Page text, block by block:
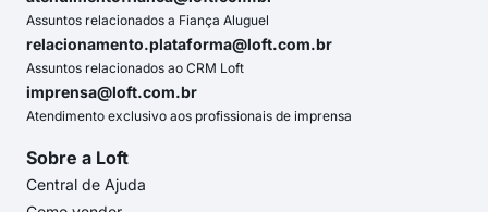
Assuntos relacionados a Fiança Aluguel
relacionamento.plataforma@loft.com.br
Assuntos relacionados ao CRM Loft
imprensa@loft.com.br
Atendimento exclusivo aos profissionais de imprensa
Sobre a Loft
Central de Ajuda